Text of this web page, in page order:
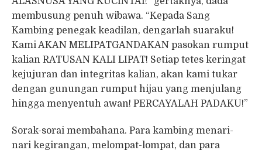
membusung penuh wibawa. “Kepada Sang
Kambing penegak keadilan, dengarlah suaraku!
Kami AKAN MELIPATGANDAKAN pasokan rumput
kalian RATUSAN KALI LIPAT! Setiap tetes keringat
kejujuran dan integritas kalian, akan kami tukar
dengan gunungan rumput hijau yang menjulang
hingga menyentuh awan! PERCAYALAH PADAKU!”
Sorak-sorai membahana. Para kambing menari-
nari kegirangan, melompat-lompat, dan para